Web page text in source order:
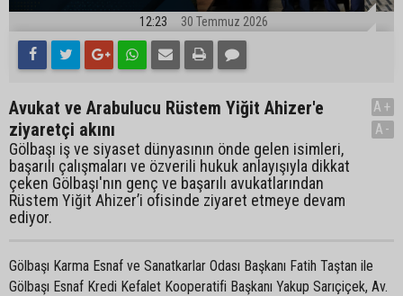
12:23 30 Temmuz 2026
Avukat ve Arabulucu Rüstem Yiğit Ahizer'e
ziyaretçi akını
Gölbaşı iş ve siyaset dünyasının önde gelen isimleri,
başarılı çalışmaları ve özverili hukuk anlayışıyla dikkat
çeken Gölbaşı'nın genç ve başarılı avukatlarından
Rüstem Yiğit Ahizer’i ofisinde ziyaret etmeye devam
ediyor.
A+
A-
Gölbaşı Karma Esnaf ve Sanatkarlar Odası Başkanı Fatih Taştan ile
Gölbaşı Esnaf Kredi Kefalet Kooperatifi Başkanı Yakup Sarıçiçek, Av.